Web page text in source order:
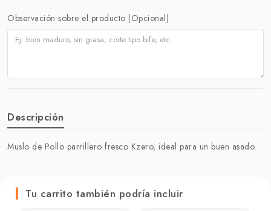
Observación sobre el producto (Opcional)
Descripción
Muslo de Pollo parrillero fresco Kzero, ideal para un buen asado.
Tu carrito también podría incluir